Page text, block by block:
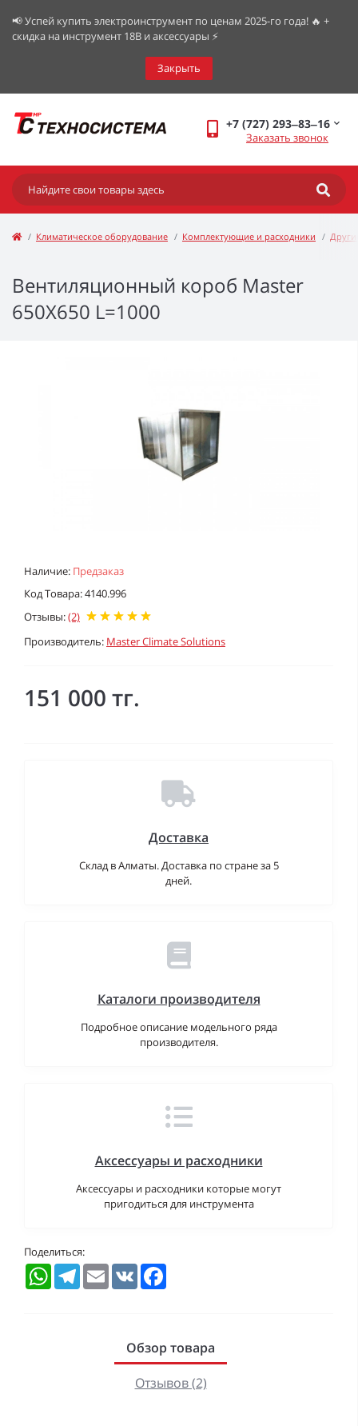
📢 Успей купить электроинструмент по ценам 2025-го года! 🔥 +
скидка на инструмент 18В и аксессуары ⚡️
Закрыть
+7 (727) 293‒83‒16
Заказать звонок
Климатическое оборудование Комплектующие и расходники
Вентиляционный короб Master
650X650 L=1000
Наличие: Предзаказ
Код Товара: 4140.996
Отзывы:(2)
Производитель: Master Climate Solutions
151 000 тг.
Доставка
Склад в Алматы. Доставка по стране за 5
дней.
Каталоги производителя
Подробное описание модельного ряда
производителя.
Аксессуары и расходники
Аксессуары и расходники которые могут
пригодиться для инструмента
Поделиться:
WhatsAppTelegramEmail VK
Обзор товара
Отзывов (2)